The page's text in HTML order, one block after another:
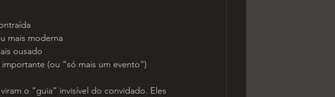
mais moderna
ousado
(ou “só mais um evento”)
viram o “guia” invisível do convidado. Eles